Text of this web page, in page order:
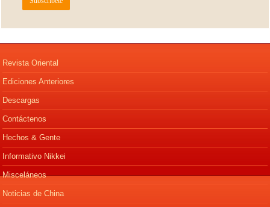
Revista Oriental
Ediciones Anteriores
Descargas
Contáctenos
Hechos & Gente
Informativo Nikkei
Misceláneos
Noticias de China